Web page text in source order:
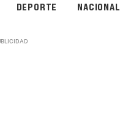
DEPORTE NACIONAL